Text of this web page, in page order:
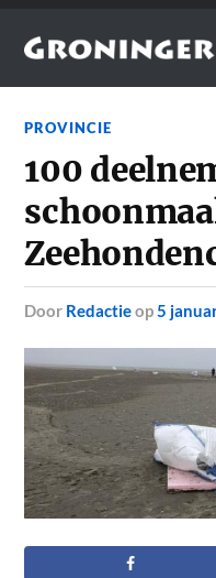
PROVINCIE
100
door Redactieop5